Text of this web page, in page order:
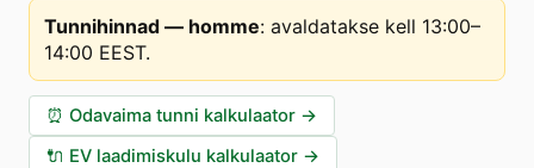
Tunnihinnad — homme: avaldatakse kell 13:00–
14:00 EEST.
⏰ Odavaima tunni kalkulaator →
🔌 EV laadimiskulu kalkulaator →